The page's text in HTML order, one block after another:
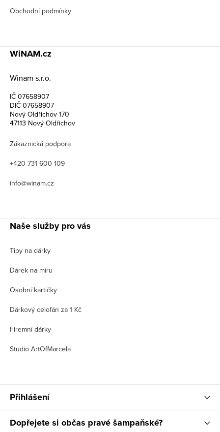
Obchodní podmínky
WiNAM.cz
Winam s.r.o.
IČ 07658907
DIČ 07658907
Nový Oldřichov 170
47113 Nový Oldřichov
Zákaznická podpora
+420 731 600 109
info@winam.cz
Naše služby pro vás
Tipy na dárky
Dárek na míru
Osobní kartičky
Dárkový celofán za 1 Kč
Firemní dárky
Studio ArtOfMarcela
Přihlášení
Dopřejete si občas pravé šampaňské?